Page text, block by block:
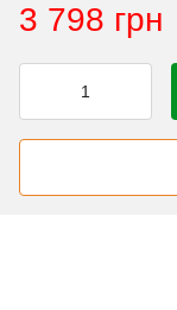
3 798 грн